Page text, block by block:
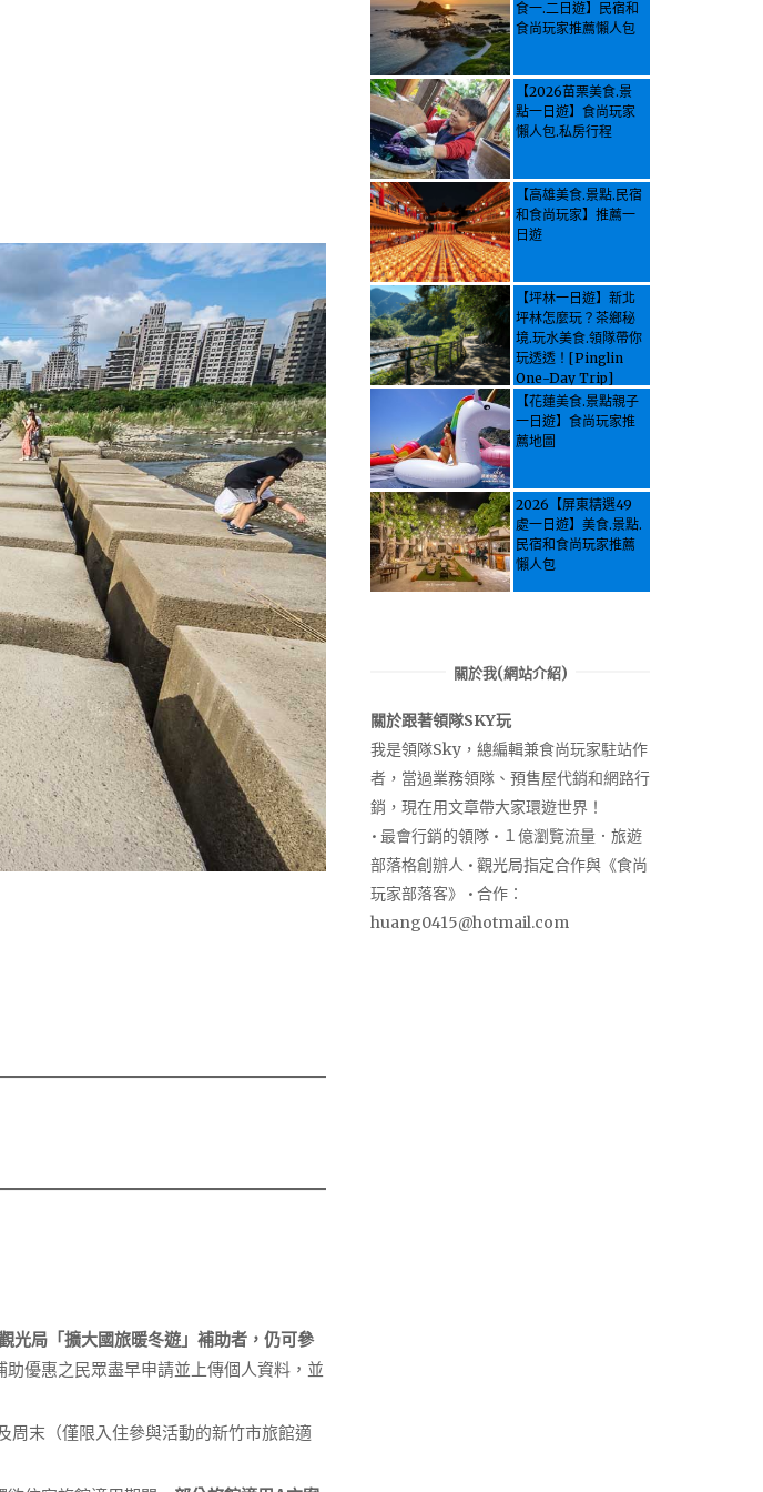
光局「擴大國旅暖冬遊」補助者，仍可參
優惠之民眾盡早申請並上傳個人資料，並
周末（僅限入住參與活動的新竹市旅館適
食一.二日遊】民宿和
食尚玩家推薦懶人包
【2026苗栗美食.景
點一日遊】食尚玩家
懶人包.私房行程
【高雄美食.景點.民宿
和食尚玩家】推薦一
日遊
【坪林一日遊】新北
坪林怎麼玩？茶鄉秘
境.玩水美食.領隊帶你
玩透透！[Pinglin
One-Day Trip]
How to explore
Pinglin, New
Taipei? Tea Village
Let the guide take
you through it all!
【花蓮美食.景點親子
一日遊】食尚玩家推
薦地圖
2026【屏東精選49
處一日遊】美食.景點.
民宿和食尚玩家推薦
懶人包
關於我(網站介紹)
關於跟著領隊SKY玩
我是領隊Sky，總編輯兼食尚玩家駐站作
者，當過業務領隊、預售屋代銷和網路行
銷，現在用文章帶大家環遊世界！
• 最會行銷的領隊 • １億瀏覽流量．旅遊
部落格創辦人 • 觀光局指定合作與《食尚
玩家部落客》 • 合作：
huang0415@hotmail.com